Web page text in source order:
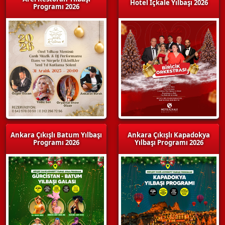
Programı 2026
Ankara Çıkışlı Batum Yılbaşı
Programı 2026
Hotel İçkale Yılbaşı 2026
Ankara Çıkışlı Kapadokya
Yılbaşı Programı 2026